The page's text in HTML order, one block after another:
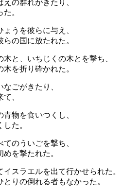
の群れがきたり、
。
うを彼らに与え、
の国に放たれた。
と、いちじくの木とを撃ち、
を折り砕かれた。
ごがきたり、
、
物を食いつくし、
た。
のういごを撃ち、
を撃たれた。
スラエルを出て行かせられた。
りの倒れる者もなかった。